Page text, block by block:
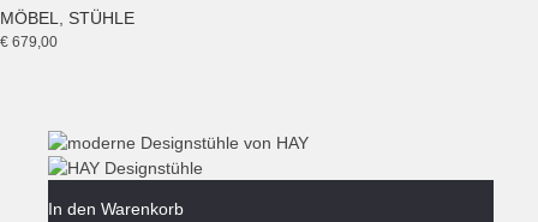
MÖBEL, STÜHLE
€ 679,00
In den Warenkorb